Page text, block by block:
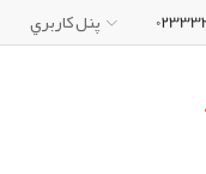
پنل کاربري